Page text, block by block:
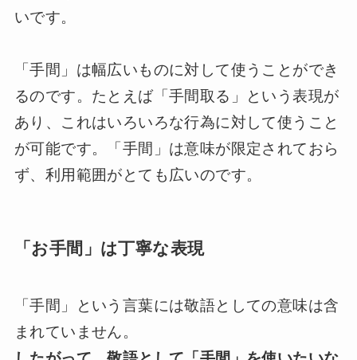
いです。
「手間」は幅広いものに対して使うことができ
るのです。たとえば「手間取る」という表現が
あり、これはいろいろな行為に対して使うこと
が可能です。「手間」は意味が限定されておら
ず、利用範囲がとても広いのです。
「お手間」は丁寧な表現
「手間」という言葉には敬語としての意味は含
まれていません。